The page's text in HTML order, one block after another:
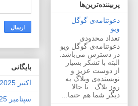
پربیننده‌ترین‌ها
دعوتنامه‌ی گوگل
ویو
تعداد محدودی
دعوتنامه‌ی گوگل ویو
در دسترس می‌باشد.
البته با تشکر بسیار
از دوست عزیز و
نویسنده‌ی وبلاگ به
روز بلاگ . تا حالا
دیگر شما هم حتما...
بايگانی
اکتبر 2025
سپتامبر 2025